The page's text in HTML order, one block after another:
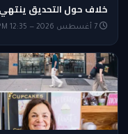
خلاف حول التحديق